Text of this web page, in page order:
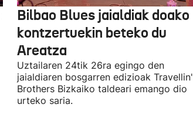
Bilbao Blues jaialdiak doako
kontzertuekin beteko du
Areatza
Uztailaren 24tik 26ra egingo den
jaialdiaren bosgarren edizioak Travellin'
Brothers Bizkaiko taldeari emango dio
urteko saria.